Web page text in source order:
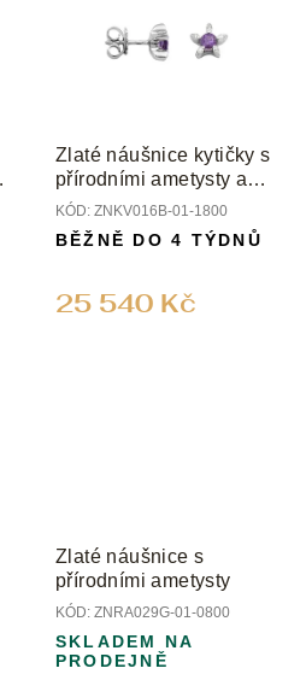
Zlaté náušnice kytičky s
přírodními ametysty a
diamanty
KÓD: ZNKV016B-01-1800
25 540 Kč
BĚŽNĚ DO 4 TÝDNŮ
Zlaté náušnice s
přírodními ametysty
KÓD: ZNRA029G-01-0800
SKLADEM NA
PRODEJNĚ